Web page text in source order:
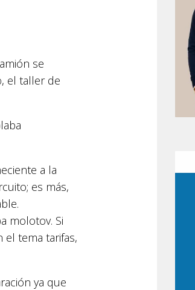
se
el taller de
a la
es más,
molotov. Si
tema tarifas,
ya que